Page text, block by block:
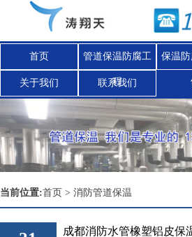
首页 管道保温防腐工
程
保温
关于我们 联系我们
当前位置:首页 > 消防管道保温
成都消防水管橡塑铝皮保